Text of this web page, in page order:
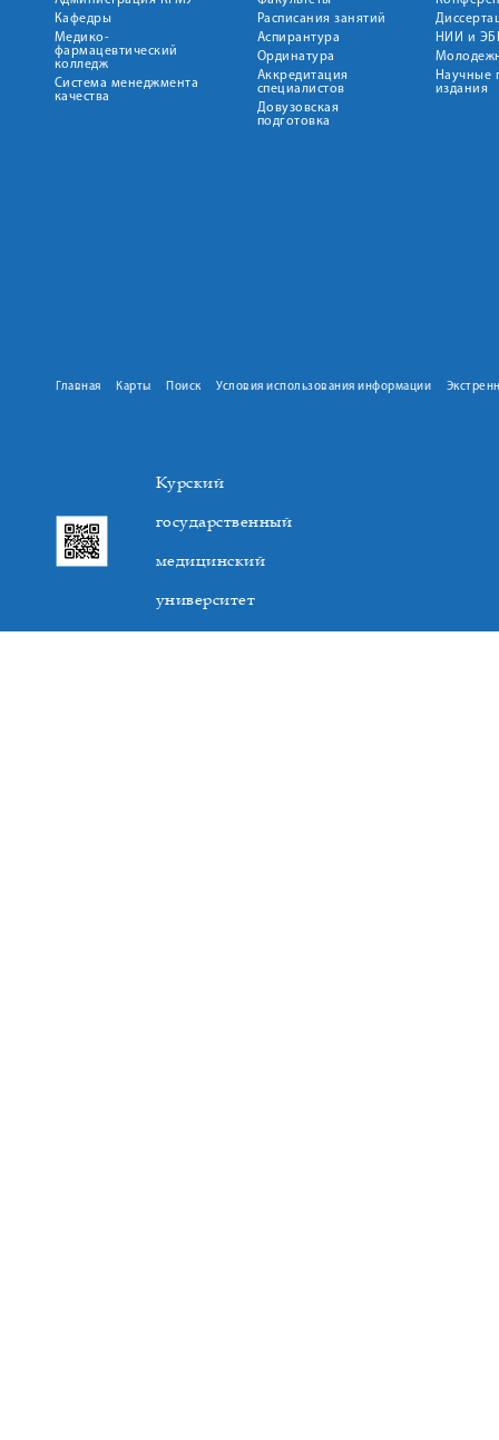
Кафедры
Медико-
фармацевтический
колледж
Система менеджмента
качества
Расписания занятий
Аспирантура
Ординатура
Аккредитация
специалистов
Довузовская
подготовка
НИИ и
Научные
издания
Главная Карты Поиск Условия использования информации
Курский
государственный
медицинский
университет